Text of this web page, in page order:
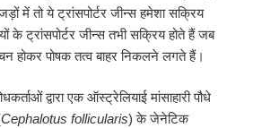
में तो ये ट्रांसपोर्टर जीन्स हमेशा सक्रिय
के ट्रांसपोर्टर जीन्स तभी सक्रिय होते हैं जब
होकर पोषक तत्व बाहर निकलने लगते हैं।
द्वारा एक ऑस्ट्रेलियाई मांसाहारी पौधे
Cephalotus follicularis) के जेनेटिक